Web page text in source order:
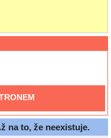
na to, že neexistuje.